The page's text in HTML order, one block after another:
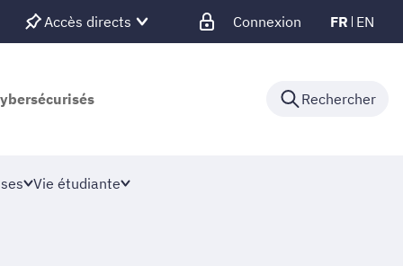
Accès directs Connexion FR EN
Rechercher
Vie étudiante